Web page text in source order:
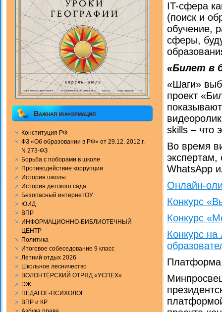
Важная информация
Конституция РФ
ФЗ «Об образовании в РФ» от 29.12. 2012 г.
N 273-ФЗ
Борьба с поборами в школе
Противодействие коррупции
История школы
История детского сада
Безопасный интернетОУ
ЮИД
ВПР
ИНФОРМАЦИОННО-БИБЛИОТЕЧНЫЙ
ЦЕНТР
Политика
Итоговое собеседование 9 класс
Летний отдых 2026
Школьное лесничество
ВОЛОНТЁРСКИЙ ОТРЯД «УСПЕХ»
ЭЖ
ПЕДАГОГ-ПСИХОЛОГ
ВПР и КР
IT-сфера
(поиск и
обучение,
сферы,
«Билет в
«Шаги»
проект
skills – что
Во время
WhatsApp
Онлайн-
Конкурс
Конкурс
Конкурс
Платформа